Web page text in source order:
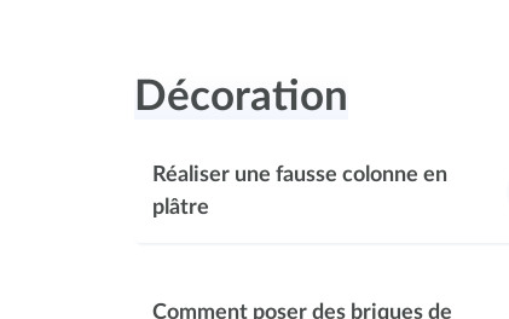
Décoration
Réaliser une fausse colonne en
plâtre
Comment poser des briques de